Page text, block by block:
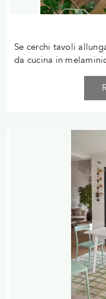
Se cerchi tavoli
da cucina in